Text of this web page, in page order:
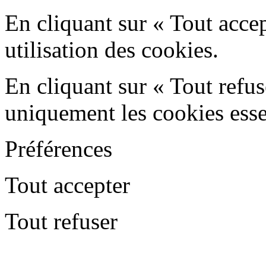
En cliquant sur « Tout
utilisation des cookies.
En cliquant sur « Tout
uniquement les cookies
Préférences
Tout accepter
Tout refuser